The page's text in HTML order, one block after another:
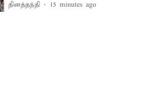
தினத்தந்தி 15 minutes ago